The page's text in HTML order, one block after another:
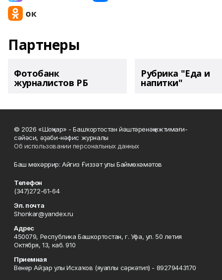
Партнеры
Фотобанк
журналистов РБ
Рубрика "Еда и
напитки"
© 2026 «Шоңҡар» - Башҡортостан йәштәренәң ижтимағи-
сәйәси, әҙәби-нәфис журналы
Об использовании персональных данных
Баш мөхәррир: Айгиз Ғиззәт улы Баймөхәмәтов
Телефон
(347)272-61-64
Эл. почта
Shonkar@yandex.ru
Адрес
450079, Республика Башкортостан, г. Уфа, ул. 50 летия
Октября, 13, каб. 910
Приемная
Венер Айҙар улы Исхаҡов (яуаплы сәркәтип) - 89279443170